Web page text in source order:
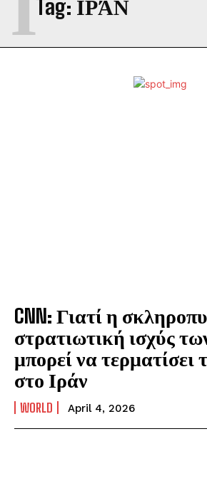
Tag: ΙΡΆΝ
CNN: Γιατί η
στρατιωτική ισχύς
μπορεί να τερματίσει
στο Ιράν
WORLD April 4, 2026